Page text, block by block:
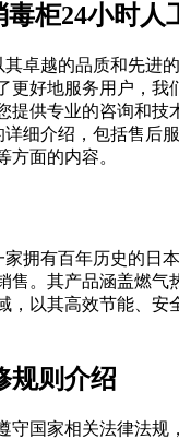
柜24小时人
其卓越的品质和先进
更好地服务用户，我
提供专业的咨询和技
详细介绍，包括售后
方面的内容。
家拥有百年历史的日
售。其产品涵盖燃气
，以其高效节能、安
规则介绍
守国家相关法律法规